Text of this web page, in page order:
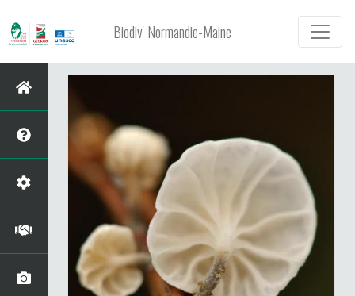
Biodiv' Normandie-Maine